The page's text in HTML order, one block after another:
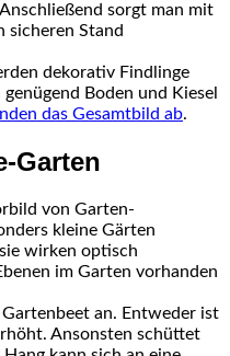
sorgt man mit
sicheren Stand
dekorativ Findlinge
Boden und Kiesel
das Gesamtbild ab.
Garten
von Garten-
kleine Gärten
wirken optisch
im Garten vorhanden
Gartenbeet an. Entweder ist
Ansonsten schüttet